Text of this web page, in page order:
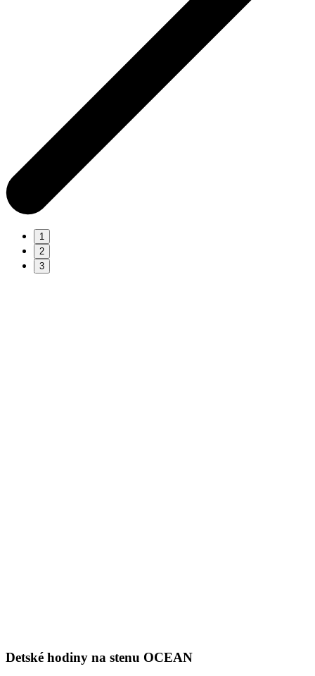
1
2
3
Detské hodiny na stenu OCEAN